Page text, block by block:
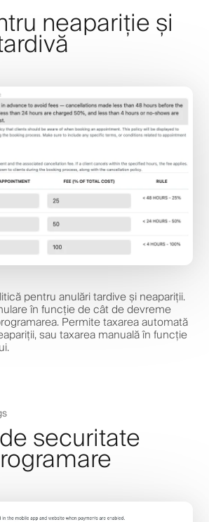
neapariție și
pentru anulări tardive și neapariții.
în funcție de cât de devreme
Permite taxarea automată
sau taxarea manuală în funcție
securitate